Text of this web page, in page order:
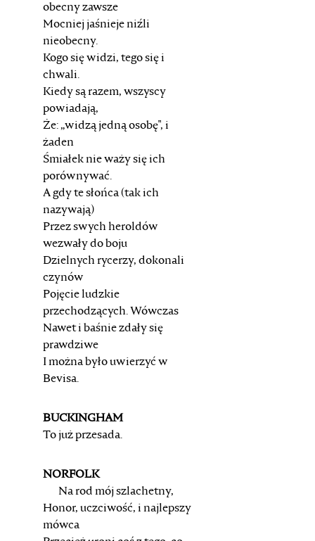
obecny zawsze
Mocniej jaśnieje niźli
nieobecny.
Kogo się widzi, tego się i
chwali.
Kiedy są razem, wszyscy
powiadają,
Że: „widzą jedną osobę", i
żaden
Śmiałek nie waży się ich
porównywać.
A gdy te słońca (tak ich
nazywają)
Przez swych heroldów
wezwały do boju
Dzielnych rycerzy, dokonali
czynów
Pojęcie ludzkie
przechodzących. Wówczas
Nawet i baśnie zdały się
prawdziwe
I można było uwierzyć w
Bevisa.
BUCKINGHAM
To już przesada.
NORFOLK
Na rod mój szlachetny,
Honor, uczciwość, i najlepszy
mówca